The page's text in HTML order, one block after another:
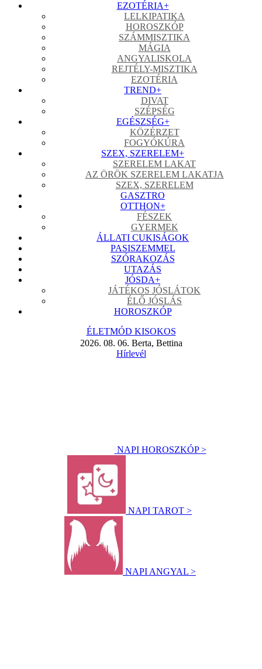
EZOTÉRIA+
LELKIPATIKA
HOROSZKÓP
SZÁMMISZTIKA
MÁGIA
ANGYALISKOLA
REJTÉLY-MISZTIKA
EZOTÉRIA
TREND+
DIVAT
SZÉPSÉG
EGÉSZSÉG+
KÖZÉRZET
FOGYÓKÚRA
SZEX, SZERELEM+
SZERELEM LAKAT
AZ ÖRÖK SZERELEM LAKATJA
SZEX, SZERELEM
GASZTRO
OTTHON+
FÉSZEK
GYERMEK
ÁLLATI CUKISÁGOK
PASISZEMMEL
SZÓRAKOZÁS
UTAZÁS
JÓSDA+
JÁTÉKOS JÓSLÁTOK
ÉLŐ JÓSLÁS
HOROSZKÓP
ÉLETMÓD KISOKOS
2026. 08. 06. Berta, Bettina
Hírlevél
NAPI HOROSZKÓP >
NAPI TAROT >
NAPI ANGYAL >